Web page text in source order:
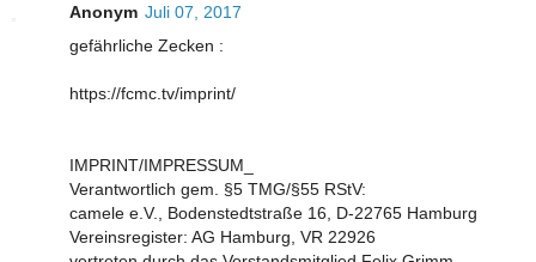
Anonym Juli 07, 2017
gefährliche Zecken :
https://fcmc.tv/imprint/
IMPRINT/IMPRESSUM_
Verantwortlich gem. §5 TMG/§55 RStV:
camele e.V., Bodenstedtstraße 16, D-22765 Hamburg
Vereinsregister: AG Hamburg, VR 22926